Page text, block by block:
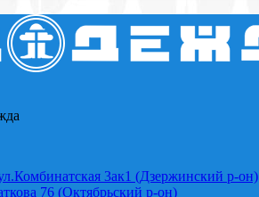
3ак1 (Дзержинский р-он)
76 (Октябрьский р-он)